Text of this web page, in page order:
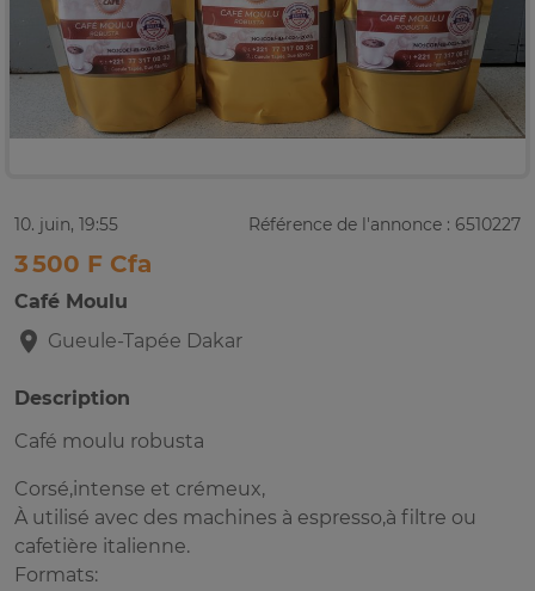
10. juin, 19:55 Référence de l'annonce : 6510227
3 500 F Cfa
Café Moulu
Gueule-Tapée Dakar
Description
Café moulu robusta
Corsé,intense et crémeux,
À utilisé avec des machines à espresso,à filtre ou
cafetière italienne.
Formats: